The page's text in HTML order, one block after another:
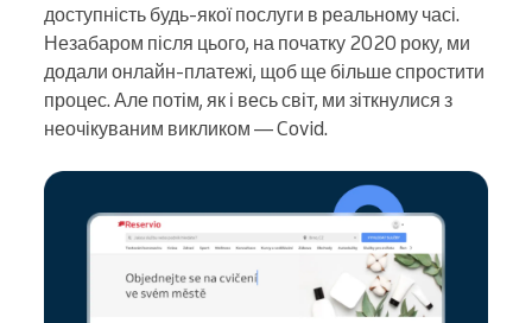
доступність будь-якої послуги в реальному часі.
Незабаром після цього, на початку 2020 року, ми
додали онлайн-платежі, щоб ще більше спростити
процес. Але потім, як і весь світ, ми зіткнулися з
неочікуваним викликом — Covid.